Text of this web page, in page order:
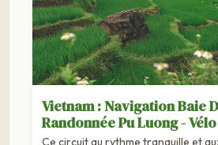
Vietnam : Navigation Baie
Randonnée Pu Luong -
Ce circuit au rythme tranquille et